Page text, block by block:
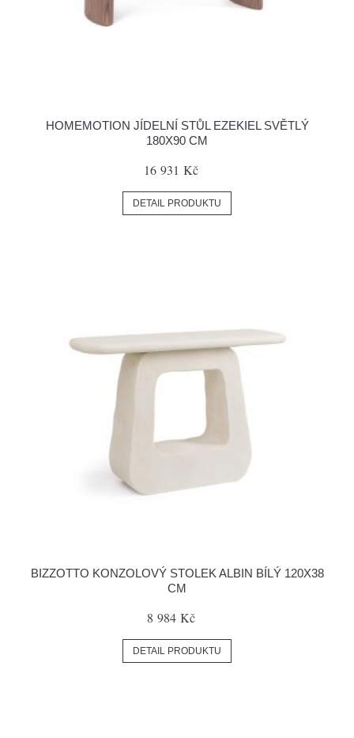
HOMEMOTION JÍDELNÍ STŮL EZEKIEL SVĚTLÝ
180X90 CM
16 931 Kč
DETAIL PRODUKTU
BIZZOTTO KONZOLOVÝ STOLEK ALBIN BÍLÝ 120X38
CM
8 984 Kč
DETAIL PRODUKTU